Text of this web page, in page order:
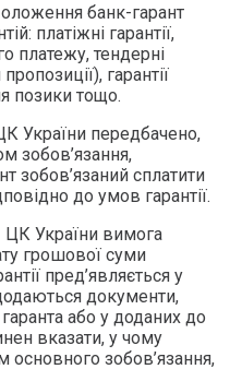
банк-гарант
платіжні гарантії,
платежу, тендерні
гарантії
позики тощо.
України передбачено,
зобов’язання,
зобов’язаний сплатити
до умов гарантії.
ЦК України вимога
грошової суми
пред’являється у
документи,
або у доданих до
вказати, у чому
зобов’язання,